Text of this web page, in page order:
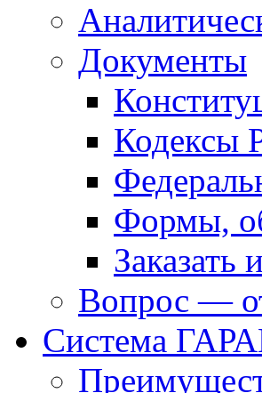
Документы
Кодексы
Формы,
Вопрос —
Система